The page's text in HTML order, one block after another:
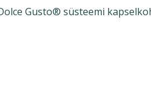
Gusto® süsteemi